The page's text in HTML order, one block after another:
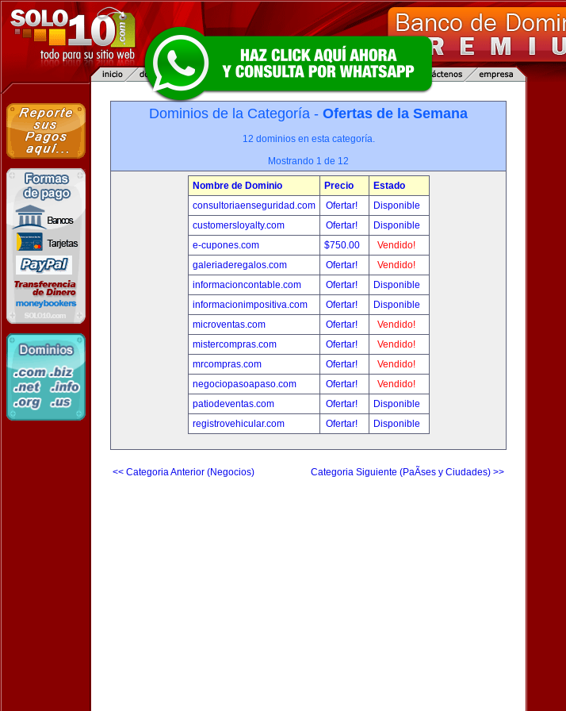
Dominios de la Categoría - Ofertas de la Semana
12 dominios en esta categoría.
Mostrando 1 de 12
Nombre de Dominio Precio
Estado
consultoriaenseguridad.com
Ofertar!
Disponible
customersloyalty.com
Ofertar!
Disponible
e-cupones.com
$750.00
Vendido!
galeriaderegalos.com
Ofertar!
Vendido!
informacioncontable.com
Ofertar!
Disponible
informacionimpositiva.com
Ofertar!
Disponible
microventas.com
Ofertar!
Vendido!
mistercompras.com
Ofertar!
Vendido!
mrcompras.com
Ofertar!
Vendido!
negociopasoapaso.com
Ofertar!
Vendido!
patiodeventas.com
Ofertar!
Disponible
registrovehicular.com
Ofertar! Disponible
<< Categoria Anterior (Negocios) Categoria Siguiente (PaÃ­ses y Ciudades) >>